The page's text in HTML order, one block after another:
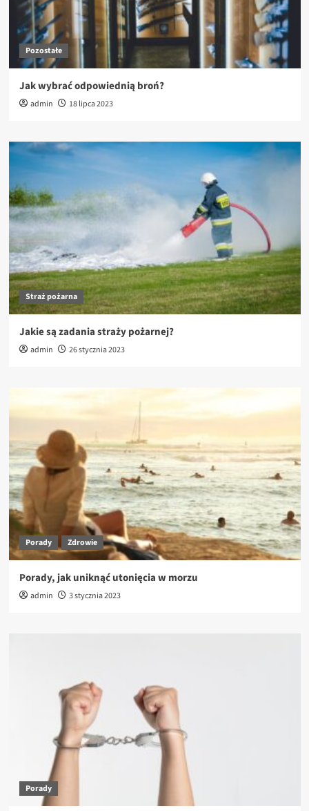
Pozostałe
Jak wybrać odpowiednią broń?
admin 18 lipca 2023
Straż pożarna
Jakie są zadania straży pożarnej?
admin 26 stycznia 2023
Porady Zdrowie
Porady, jak uniknąć utonięcia w morzu
admin 3 stycznia 2023
Porady